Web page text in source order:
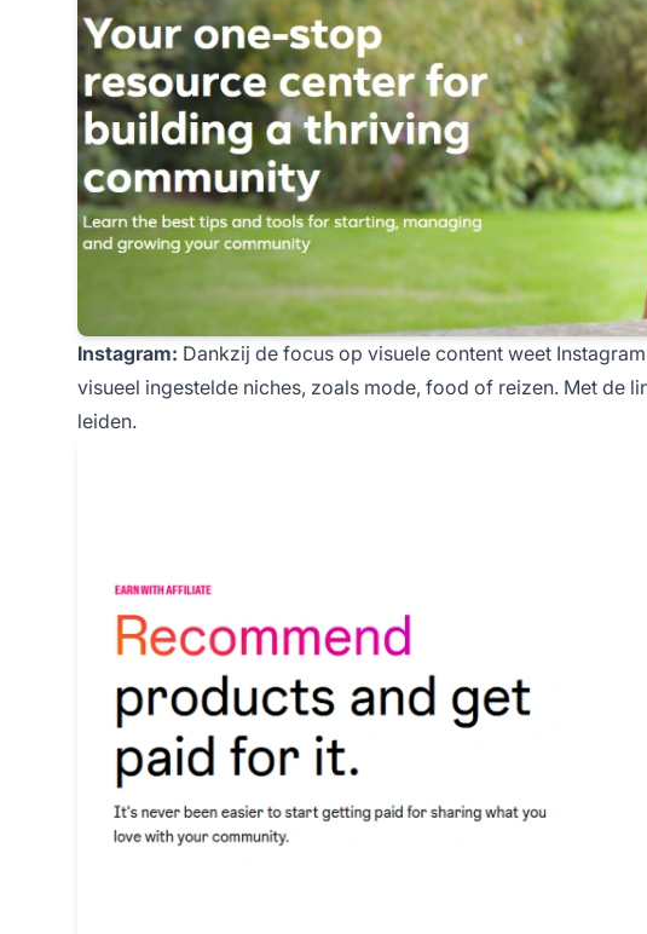
Instagram: Dankzij de focus op visuele content weet
visueel ingestelde niches, zoals mode, food of reizen. Met de
leiden.